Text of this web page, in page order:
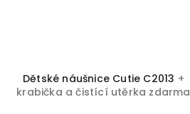
Dětské náušnice Cutie C2013 +
krabička a čistící utěrka zdarma